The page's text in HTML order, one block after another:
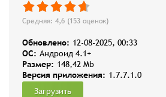
Средняя: 4,6 (153 оценок)
Обновлено: 12-08-2025, 00:33
OC: Андроид 4.1+
Размер: 148,42 Mb
Версия приложения: 1.7.7.1.0
Загрузить